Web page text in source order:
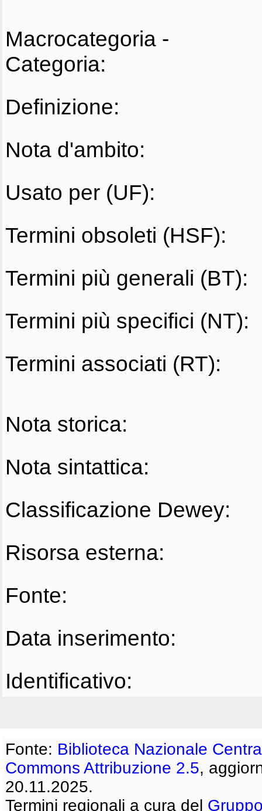
Macrocategoria -
Categoria:
Definizione:
Nota d'ambito:
Usato per (UF):
Termini obsoleti (HSF):
Termini più generali (BT):
Termini più specifici (NT):
Termini associati (RT):
Nota storica:
Nota sintattica:
Classificazione Dewey:
Risorsa esterna:
Fonte:
Data inserimento:
Identificativo:
Fonte: Biblioteca Nazionale
Commons Attribuzione 2.5,
20.11.2025.
Termini regionali a cura del